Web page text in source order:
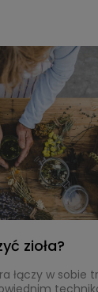
zioła?
łączy w sobie